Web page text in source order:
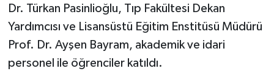
Dr. Türkan Pasinlioğlu, Tıp Fakültesi Dekan
Yardımcısı ve Lisansüstü Eğitim Enstitüsü Müdürü
Prof. Dr. Ayşen Bayram, akademik ve idari
personel ile öğrenciler katıldı.